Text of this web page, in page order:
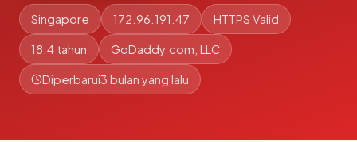
Singapore 172.96.191.47 HTTPS Valid
18.4 tahun GoDaddy.com, LLC
Diperbarui3 bulan yang lalu